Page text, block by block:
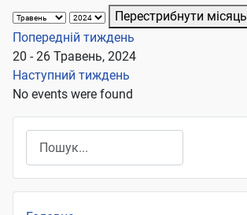
Перестрибнути місяць
Попередній тиждень
20 - 26 Травень, 2024
Наступний тиждень
No events were found